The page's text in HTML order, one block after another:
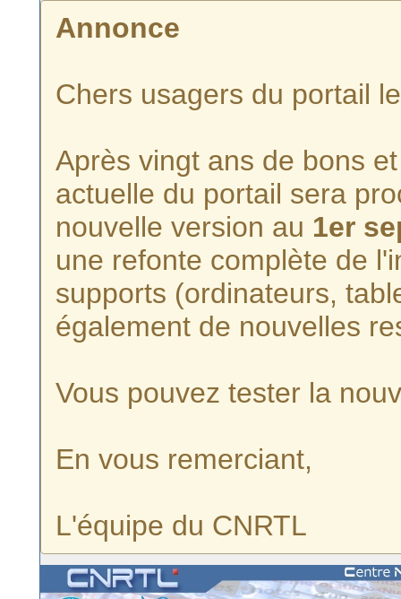
Annonce
Chers usagers du portail
Après vingt ans de bons
actuelle du portail sera
nouvelle version au 1er
une refonte complète de
supports (ordinateurs,
également de nouvelles
Vous pouvez tester la
En vous remerciant,
L'équipe du CNRTL